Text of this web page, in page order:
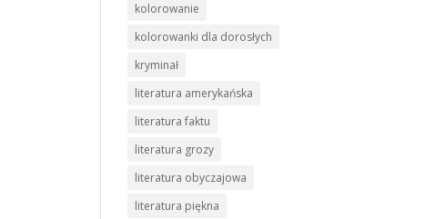
kolorowanie
kolorowanki dla dorosłych
kryminał
literatura amerykańska
literatura faktu
literatura grozy
literatura obyczajowa
literatura piękna